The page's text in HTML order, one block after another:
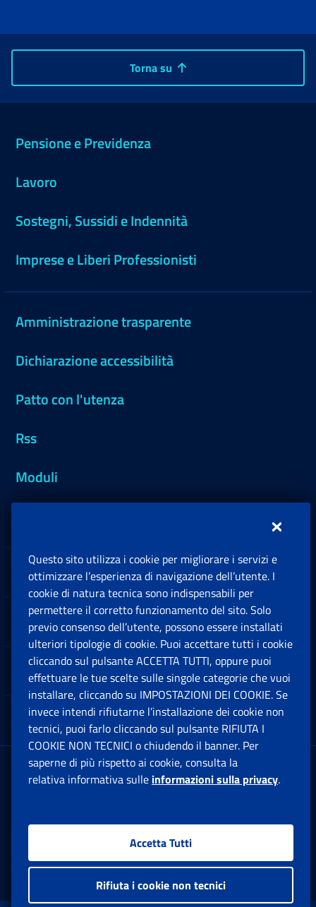
Torna su
Pensione e Previdenza
Lavoro
Sostegni, Sussidi e Indennità
Imprese e Liberi Professionisti
Amministrazione trasparente
Dichiarazione accessibilità
Patto con l'utenza
Rss
Moduli
Sedi e Contatti
Software
Note Legali
App mobile
Sede Legale : Via Ciro il Grande, 21
00144 Roma
Facebook: Apre una nuova finestra
Twitter: Apre una nuova finestra
Whatsapp: Apre una nuova
Youtube: Apre una
Instagram:
Questo sito utilizza i cookie per migliorare i servizi e
ottimizzare l’esperienza di navigazione dell’utente. I
cookie di natura tecnica sono indispensabili per
permettere il corretto funzionamento del sito. Solo
previo consenso dell’utente, possono essere installati
ulteriori tipologie di cookie. Puoi accettare tutti i cookie
cliccando sul pulsante ACCETTA TUTTI, oppure puoi
effettuare le tue scelte sulle singole categorie che vuoi
installare, cliccando su IMPOSTAZIONI DEI COOKIE. Se
invece intendi rifiutarne l’installazione dei cookie non
tecnici, puoi farlo cliccando sul pulsante RIFIUTA I
COOKIE NON TECNICI o chiudendo il banner. Per
saperne di più rispetto ai cookie, consulta la
relativa informativa sulle informazioni sulla privacy.
Accetta Tutti
Rifiuta i cookie non tecnici